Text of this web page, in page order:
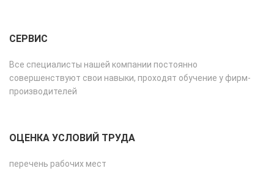
СЕРВИС
Все специалисты нашей компании постоянно
совершенствуют свои навыки, проходят обучение у фирм-
производителей
ОЦЕНКА УСЛОВИЙ ТРУДА
перечень рабочих мест